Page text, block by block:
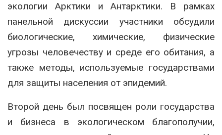
экологии Арктики и Антарктики. В рамках
панельной дискуссии участники обсудили
биологические, химические, физические
угрозы человечеству и среде его обитания, а
также методы, используемые государствами
для защиты населения от эпидемий.
Второй день был посвящен роли государства
и бизнеса в экологическом благополучии,